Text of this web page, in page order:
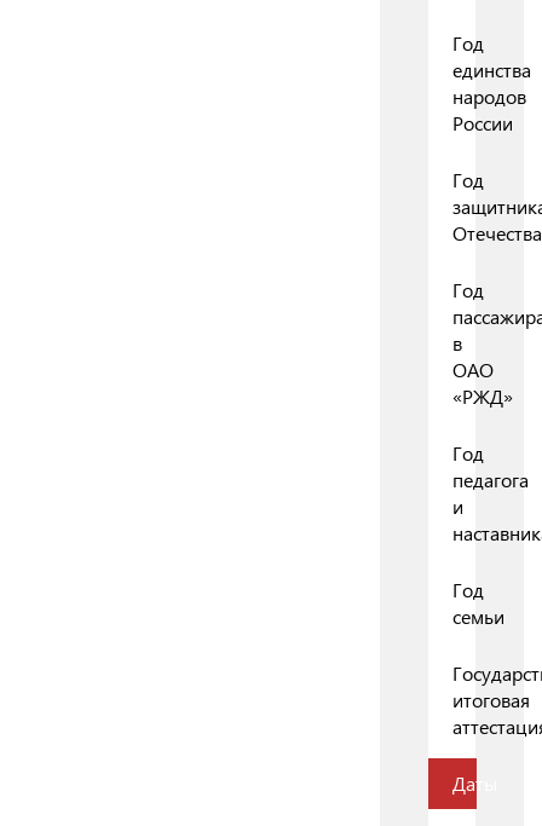
Год
единства
народов
России
Год
Отечества
Год
в
ОАО
«РЖД»
Год
педагога
и
Год
семьи
итоговая
Даты